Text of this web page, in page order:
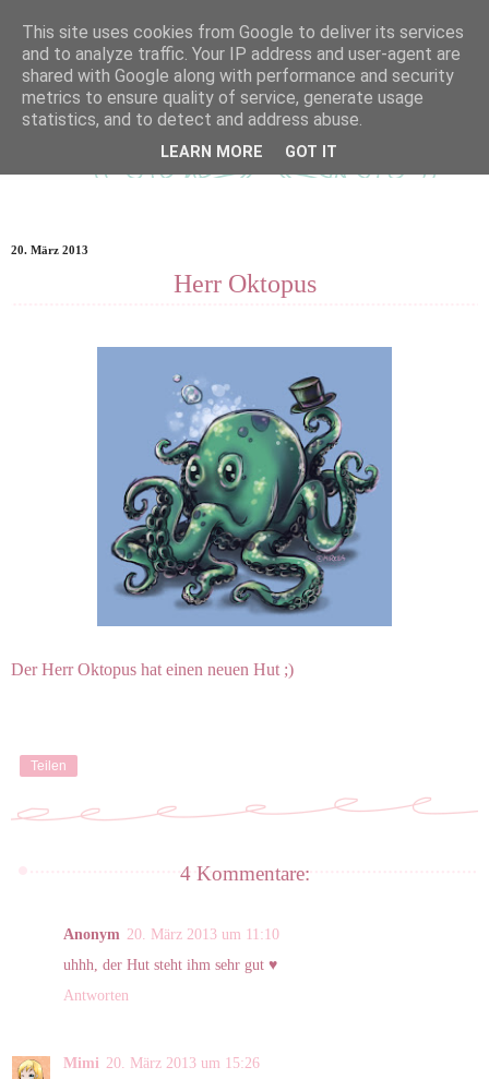
20. März 2013
Herr Oktopus
Der Herr Oktopus hat einen neuen Hut ;)
Teilen
4 Kommentare:
Anonym 20. März 2013 um 11:10
uhhh, der Hut steht ihm sehr gut ♥
Antworten
Mimi 20. März 2013 um 15:26
This site uses cookies from Google to deliver its services
and to analyze traffic. Your IP address and user-agent are
shared with Google along with performance and security
metrics to ensure quality of service, generate usage
statistics, and to detect and address abuse.
LEARN MORE GOT IT